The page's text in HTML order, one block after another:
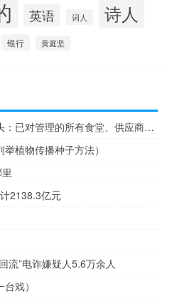
英语 词人 诗人
银行 黄庭坚
餐饮公司回应高校疑吃出鼠头：已对管理的所有食堂、供应商进行全面自查
植物传播种子方法）
2138.3亿元
流”电诈嫌疑人5.6万余人
戏）